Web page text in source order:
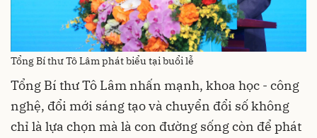
Tổng Bí thư Tô Lâm phát biểu tại buổi lễ
Tổng Bí thư Tô Lâm nhấn mạnh, khoa học - công
nghệ, đổi mới sáng tạo và chuyển đổi số không
chỉ là lựa chọn mà là con đường sống còn để phát